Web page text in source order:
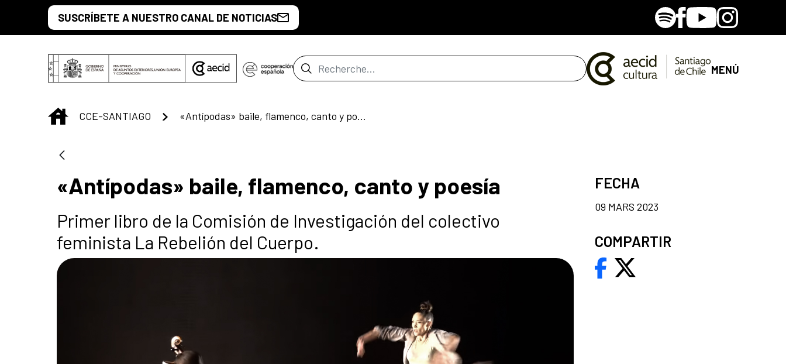
Saut au contenu principal
SUSCRÍBETE A NUESTRO CANAL DE NOTICIAS SpotifyFacebook
YoutubeInstagram
Barre de recherche MENÚ
INICIO
CCE-SANTIAGO «Antípodas» baile, flamenco, canto y poesía
«Antípodas» baile, flamenco, canto y poesía
Primer libro de la Comisión de Investigación del colectivo
feminista La Rebelión del Cuerpo.
FECHA
09 MARS 2023
COMPARTIR